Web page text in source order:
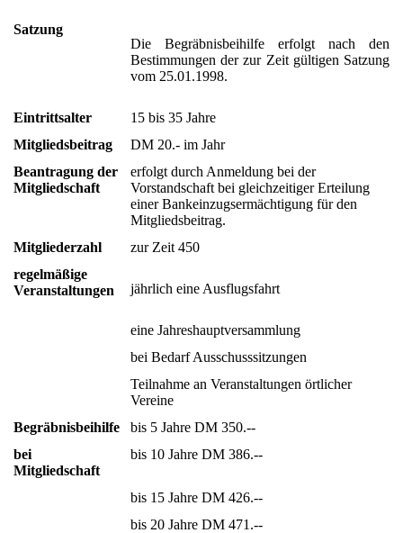
Satzung
Die Begräbnisbeihilfe erfolgt nach den
Bestimmungen der zur Zeit gültigen Satzung
vom 25.01.1998.
Eintrittsalter
15 bis 35 Jahre
Mitgliedsbeitrag
DM 20.- im Jahr
Beantragung der
Mitgliedschaft
erfolgt durch Anmeldung bei der
Vorstandschaft bei gleichzeitiger Erteilung
einer Bankeinzugsermächtigung für den
Mitgliedsbeitrag.
Mitgliederzahl
zur Zeit 450
regelmäßige
Veranstaltungen
jährlich eine Ausflugsfahrt
eine Jahreshauptversammlung
bei Bedarf Ausschusssitzungen
Teilnahme an Veranstaltungen örtlicher
Vereine
Begräbnisbeihilfe
bis 5 Jahre DM 350.--
bei
Mitgliedschaft
bis 10 Jahre DM 386.--
bis 15 Jahre DM 426.--
bis 20 Jahre DM 471.--